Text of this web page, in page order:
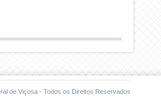
de Viçosa - Todos os Direitos Reservados